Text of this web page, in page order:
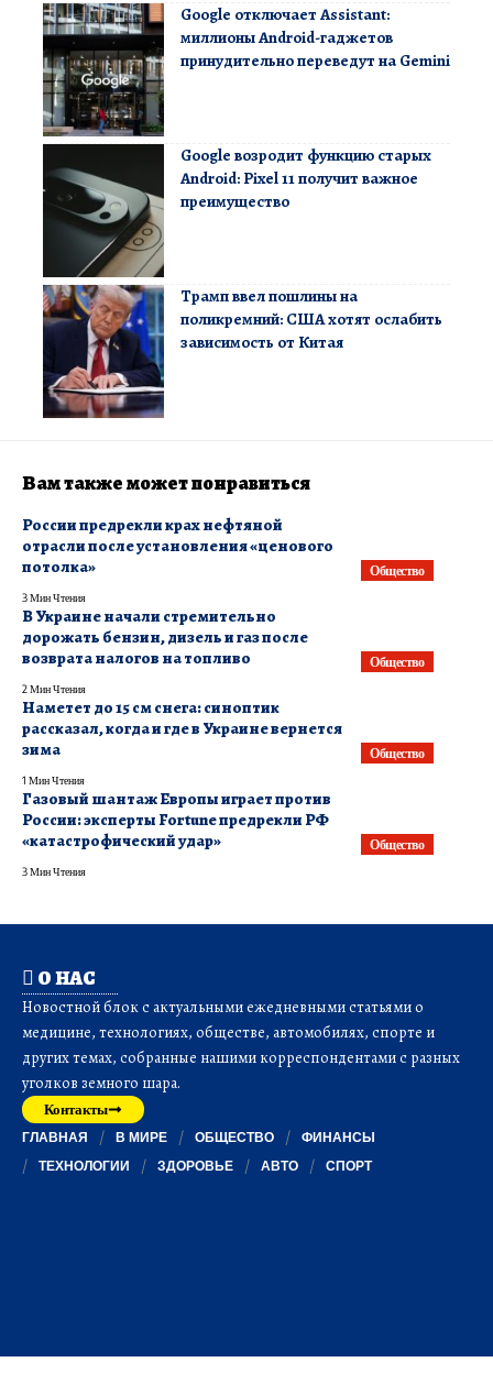
Google отключает Assistant:
миллионы Android-гаджетов
принудительно переведут на Gemini
Google возродит функцию старых
Android: Pixel 11 получит важное
преимущество
Трамп ввел пошлины на
поликремний: США хотят ослабить
зависимость от Китая
Вам также может понравиться
Общество
России предрекли крах нефтяной
отрасли после установления «ценового
потолка»
3 Мин Чтения
Общество
В Украине начали стремительно
дорожать бензин, дизель и газ после
возврата налогов на топливо
2 Мин Чтения
Общество
Наметет до 15 см снега: синоптик
рассказал, когда и где в Украине вернется
зима
1 Мин Чтения
Общество
​Газовый шантаж Европы играет против
России: эксперты Fortune предрекли РФ
«катастрофический удар»
3 Мин Чтения
О НАС
Новостной блок с актуальными ежедневными статьями о
медицине, технологиях, обществе, автомобилях, спорте и
других темах, собранные нашими корреспондентами с разных
уголков земного шара.
Контакты
ГЛАВНАЯ В МИРЕ ОБЩЕСТВО
ФИНАНСЫ
ТЕХНОЛОГИИ
ЗДОРОВЬЕ АВТО СПОРТ